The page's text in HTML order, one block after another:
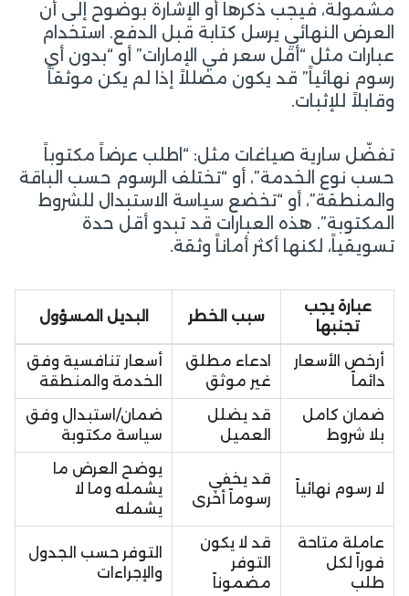
مشمولة، فيجب ذكرها أو الإشارة بوضوح إلى أن
العرض النهائي يرسل كتابة قبل الدفع. استخدام
عبارات مثل “أقل سعر في الإمارات” أو “بدون أي
رسوم نهائياً” قد يكون مضللاً إذا لم يكن موثقاً
وقابلاً للإثبات.
تفضّل سارية صياغات مثل: “اطلب عرضاً مكتوباً
حسب نوع الخدمة”، أو “تختلف الرسوم حسب الباقة
والمنطقة”، أو “تخضع سياسة الاستبدال للشروط
المكتوبة”. هذه العبارات قد تبدو أقل حدة
تسويقياً، لكنها أكثر أماناً وثقة.
عبارة يجب
تجنبها
سبب الخطر البديل المسؤول
أرخص الأسعار
دائماً
ادعاء مطلق
غير موثق
أسعار تنافسية وفق
الخدمة والمنطقة
ضمان كامل
بلا شروط
قد يضلل
العميل
ضمان/استبدال وفق
سياسة مكتوبة
لا رسوم نهائياً
قد يخفي
رسوماً أخرى
يوضح العرض ما
يشمله وما لا
يشمله
عاملة متاحة
فوراً لكل
طلب
قد لا يكون
التوفر
مضموناً
التوفر حسب الجدول
والإجراءات